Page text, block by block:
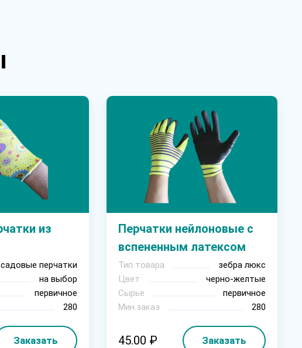
из
садовые перчатки
на выбор
первичное
280
Заказать
Перчатки нейлоновые с
вспененным латексом
Тип товара
зебра люкс
Цвет
черно-желтые
Сырье
первичное
Мин.заказ
280
45.00 ₽ Заказать